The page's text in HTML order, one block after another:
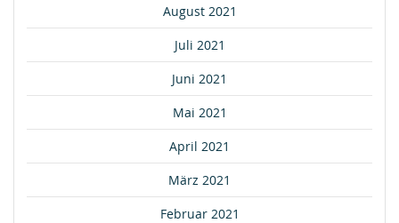
August 2021
Juli 2021
Juni 2021
Mai 2021
April 2021
März 2021
Februar 2021